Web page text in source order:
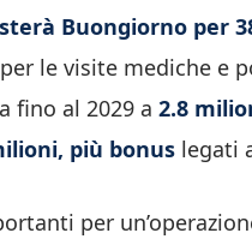
Buongiorno per
le visite mediche e
fino al 2029 a 2.8
più bonus legati
per